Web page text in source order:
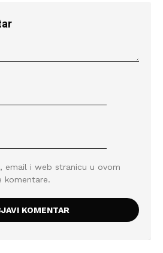
email i web stranicu u ovom
komentare.